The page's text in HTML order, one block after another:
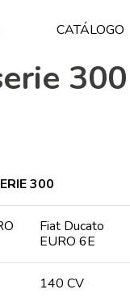
CATÁLOGO
300
Fiat Ducato
EURO 6E
140 CV